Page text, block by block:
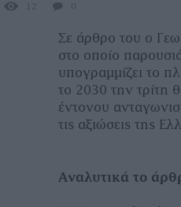
12 0
Σε άρθρο του ο
στο οποίο
υπογραμμίζει το
το 2030 την τρίτη
έντονου
τις αξιώσεις της
Αναλυτικά το